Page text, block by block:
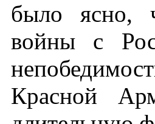
было ясно,
войны с
Красной